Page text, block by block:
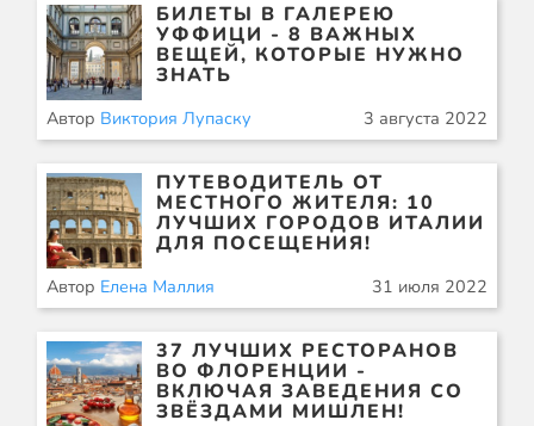
БИЛЕТЫ В ГАЛЕРЕЮ
УФФИЦИ - 8 ВАЖНЫХ
ВЕЩЕЙ, КОТОРЫЕ НУЖНО
ЗНАТЬ
Автор Виктория Лупаску 3 августа 2022
ПУТЕВОДИТЕЛЬ ОТ
МЕСТНОГО ЖИТЕЛЯ: 10
ЛУЧШИХ ГОРОДОВ ИТАЛИИ
ДЛЯ ПОСЕЩЕНИЯ!
Автор Елена Маллия 31 июля 2022
37 ЛУЧШИХ РЕСТОРАНОВ
ВО ФЛОРЕНЦИИ -
ВКЛЮЧАЯ ЗАВЕДЕНИЯ СО
ЗВЁЗДАМИ МИШЛЕН!